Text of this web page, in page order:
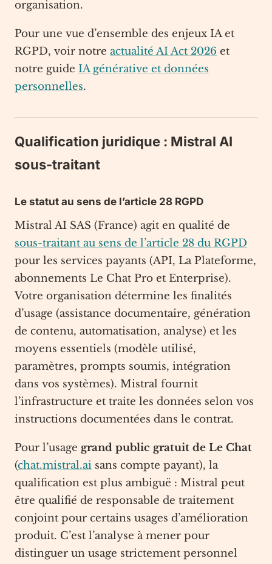
organisation.
Pour une vue d’ensemble des enjeux IA et
RGPD, voir notre actualité AI Act 2026 et
notre guide IA générative et données
personnelles.
Qualification juridique : Mistral AI
sous-traitant
Le statut au sens de l’article 28 RGPD
Mistral AI SAS (France) agit en qualité de
sous-traitant au sens de l’article 28 du RGPD
pour les services payants (API, La Plateforme,
abonnements Le Chat Pro et Enterprise).
Votre organisation détermine les finalités
d’usage (assistance documentaire, génération
de contenu, automatisation, analyse) et les
moyens essentiels (modèle utilisé,
paramètres, prompts soumis, intégration
dans vos systèmes). Mistral fournit
l’infrastructure et traite les données selon vos
instructions documentées dans le contrat.
Pour l’usage grand public gratuit de Le Chat
(chat.mistral.ai sans compte payant), la
qualification est plus ambiguë : Mistral peut
être qualifié de responsable de traitement
conjoint pour certains usages d’amélioration
produit. C’est l’analyse à mener pour
distinguer un usage strictement personnel